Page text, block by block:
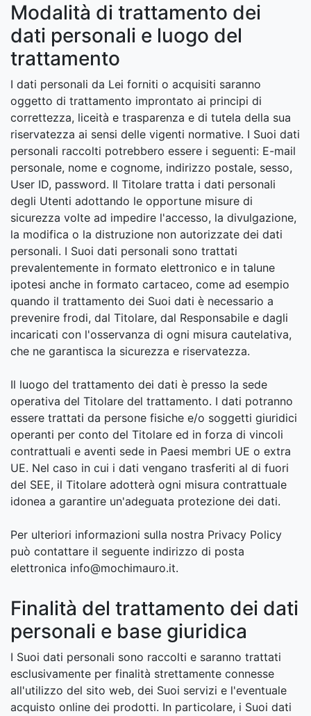
Modalità di trattamento dei
dati personali e luogo del
trattamento
I dati personali da Lei forniti o acquisiti saranno
oggetto di trattamento improntato ai principi di
correttezza, liceità e trasparenza e di tutela della sua
riservatezza ai sensi delle vigenti normative. I Suoi dati
personali raccolti potrebbero essere i seguenti: E-mail
personale, nome e cognome, indirizzo postale, sesso,
User ID, password. Il Titolare tratta i dati personali
degli Utenti adottando le opportune misure di
sicurezza volte ad impedire l'accesso, la divulgazione,
la modifica o la distruzione non autorizzate dei dati
personali. I Suoi dati personali sono trattati
prevalentemente in formato elettronico e in talune
ipotesi anche in formato cartaceo, come ad esempio
quando il trattamento dei Suoi dati è necessario a
prevenire frodi, dal Titolare, dal Responsabile e dagli
incaricati con l'osservanza di ogni misura cautelativa,
che ne garantisca la sicurezza e riservatezza.
Il luogo del trattamento dei dati è presso la sede
operativa del Titolare del trattamento. I dati potranno
essere trattati da persone fisiche e/o soggetti giuridici
operanti per conto del Titolare ed in forza di vincoli
contrattuali e aventi sede in Paesi membri UE o extra
UE. Nel caso in cui i dati vengano trasferiti al di fuori
del SEE, il Titolare adotterà ogni misura contrattuale
idonea a garantire un'adeguata protezione dei dati.
Per ulteriori informazioni sulla nostra Privacy Policy
può contattare il seguente indirizzo di posta
elettronica info@mochimauro.it.
Finalità del trattamento dei dati
personali e base giuridica
I Suoi dati personali sono raccolti e saranno trattati
esclusivamente per finalità strettamente connesse
all'utilizzo del sito web, dei Suoi servizi e l'eventuale
acquisto online dei prodotti. In particolare, i Suoi dati